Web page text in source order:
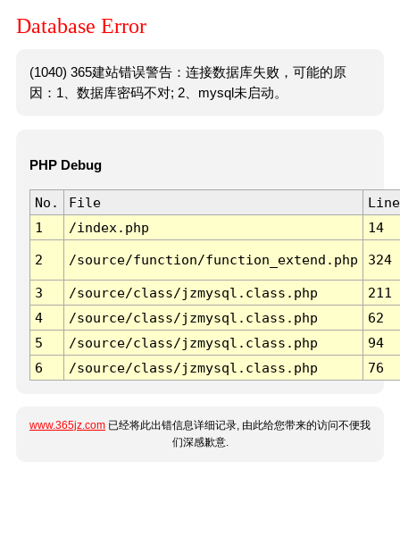
Database Error
(1040) 365建站错误警告：连接数据库失败，可能的原
因：1、数据库密码不对; 2、mysql未启动。
PHP Debug
No. File
Line
1
/index.php 14
2 /source/function/function_extend.php 324
3 /source/class/jzmysql.class.php
211
4
/source/class/jzmysql.class.php
62
5
/source/class/jzmysql.class.php
94
6
/source/class/jzmysql.class.php 76
www.365jz.com 已经将此出错信息详细记录, 由此给您带来的访问不便我
们深感歉意.